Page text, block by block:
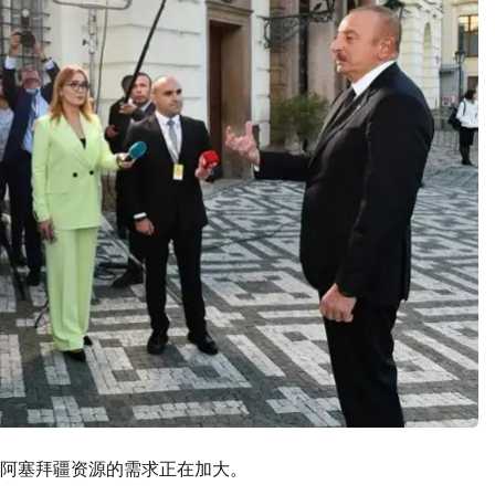
塞拜疆资源的需求正在加大。